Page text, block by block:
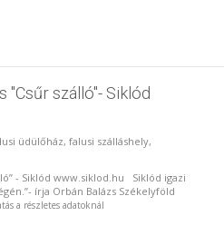
"Csűr szálló"- Siklód
üdülőház, falusi szálláshely,
- Siklód www.siklod.hu Siklód igazi
írja Orbán Balázs Székelyföld
a részletes adatoknál